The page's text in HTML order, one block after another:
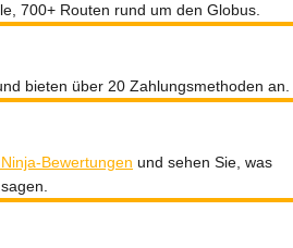
700+ Routen rund um den Globus.
bieten über 20 Zahlungsmethoden an.
Bewertungen und sehen Sie, was